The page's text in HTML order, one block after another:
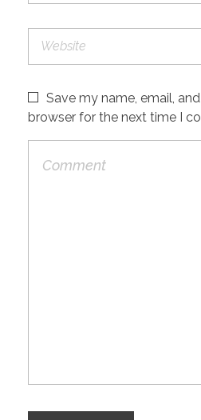
Save my name, email,
browser for the next time I